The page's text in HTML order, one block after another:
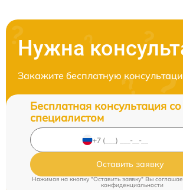
Нужна
Закажите бесплатную
Бесплатная консультация со
специалистом
Оставить заявку
Нажимая на кнопку "Оставить заявку" Вы
конфиденциальности